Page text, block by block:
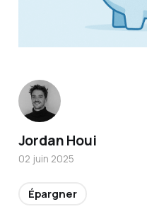
ation
Jordan Houi
02 juin 2025
Épargner